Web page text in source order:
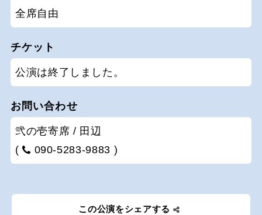
全席自由
チケット
公演は終了しました。
お問い合わせ
弐の壱寄席 / 田辺
(
090-5283-9883 )
この公演をシェアする